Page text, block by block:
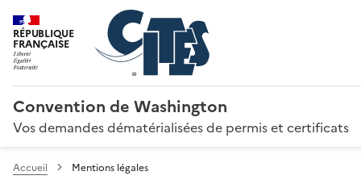
RÉPUBLIQUE
FRANÇAISE
Convention de Washington
Vos demandes dématérialisées de permis et certificats
Accueil Mentions légales